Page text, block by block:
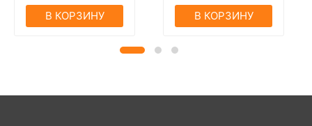
В КОРЗИНУ В КОРЗИНУ